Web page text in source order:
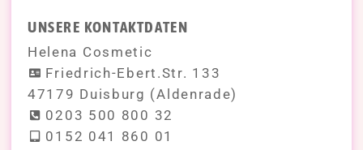
UNSERE KONTAKTDATEN
Helena Cosmetic
Friedrich-Ebert.Str. 133
47179 Duisburg (Aldenrade)
0203 500 800 32
0152 041 860 01